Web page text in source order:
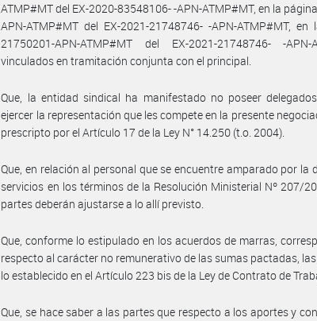
ATMP#MT del EX-2020-83548106- -APN-ATMP#MT, en la
APN-ATMP#MT del EX-2021-21748746- -APN-ATMP#MT,
21750201-APN-ATMP#MT del EX-2021-21748746- -
vinculados en tramitación conjunta con el principal.
Que, la entidad sindical ha manifestado no poseer
ejercer la representación que les compete en la presente
prescripto por el Artículo 17 de la Ley N° 14.250 (t.o. 2004).
Que, en relación al personal que se encuentre amparado por la
servicios en los términos de la Resolución Ministerial Nº 207/
partes deberán ajustarse a lo allí previsto.
Que, conforme lo estipulado en los acuerdos de marras,
respecto al carácter no remunerativo de las sumas pactadas,
lo establecido en el Artículo 223 bis de la Ley de Contrato de
Que, se hace saber a las partes que respecto a los aportes y